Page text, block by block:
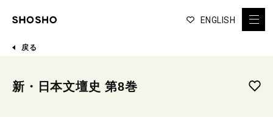
ENGLISH
戻る
新・日本文壇史 第8巻